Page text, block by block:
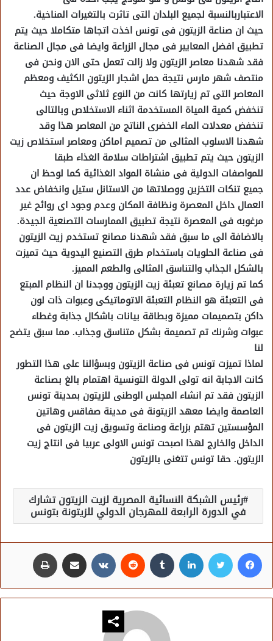
الاعتباربالنسبة لجميع البلدان التى تاثرت بالتغيرات المناخية.
حيث ان صناعة الزيتون فى تونس اخذت اتجاها متكاملا حيث يتم
تطبيق افضل المعايير فى مجال الزراعة وايضا فى مجال الصناعة
فقد شهدنا معاصر الزيتون ولا زالت تعمل حتى الان ونحن فى
منتصف شهر مارس نتيجة حمل اشجار الزيتون الكثيف ومعظم
المعاصر التى تم زيارتها كانت من النوع ثلاثى الاوجة حيث
تنخفض كمية المياة المستخدمة اثناء الاستخلاص وبالتالى
تنخفض معدلات الماء الخضرى الناتج من المعاصر هذا وقد
شهدنا الاسلوب المثالى من تصميم اماكن ومعاصر استخلاص زيت
الزيتون حيث يتم تطبيق اشتراطات سلامة الغذاء طبقا
للمواصفات الدولية فى منشاة المواد الغذائية كما لوحظ ان
جميع تنكات التخزين ووصلاتها من الاستانل ستيل وانخفاض عدد
العمال داخل المعصرة ونظافة المكان وعدم وجود اى روائح غير
مرغوبه فى المعصرة نتيجة تطبيق الممارسات التصنعية الجيدة.
بالاضافة الى ما سبق فقد شهدنا مصانع تستخدم زيت الزيتون
فى صناعة الحلويات باستخدام طرق التصنيع اليدوية حيث تميزت
بالشكل الجذاب والتناسق المثالى والطعم المميز.
كما تم زيارة مصانع تعبئة زيت الزيتون ووجدنا ان النظام المبتع
فى التعبئة هو النظام التعبئة الاتوماتيكى وعبوات ذات لون
داكن بتصميمات مميزة وبطاقة بيانات باشكال جذابة وغطاء
عبوات وشرنك تم تصميمة بشكل متناسق وجذاب. مما سبق يتضح
لنا
لماذا تميزت تونس فى صناعة الزيتون وبسؤالنا على هذا التطور
كانت الاجابة انه تولى الدولة التونسية اهتمام بالغ بصناعة
الزيتون فقد تم انشاء المجلس الوطنى للزيتون بمدينة تونس
العاصمة وايضا معهد الزيتونة فى مدينة صفاقس وهاتين
المؤسستين تهتم بزراعة وصناعة وتسويق زيت الزيتون فى
الداخل والخارج لهذا اصبحت تونس الاولى عربيا فى انتاج زيت
الزيتون. حقا تونس تتغنى بالزيتون
رئيس الشبكة النسائية المصرية لزيت الزيتون تشارك
في الدورة الرابعة للمهرجان الدولي للزيتونة بتونس
فيسبوك تويتر لينكدإن مشاركة عبر البريد